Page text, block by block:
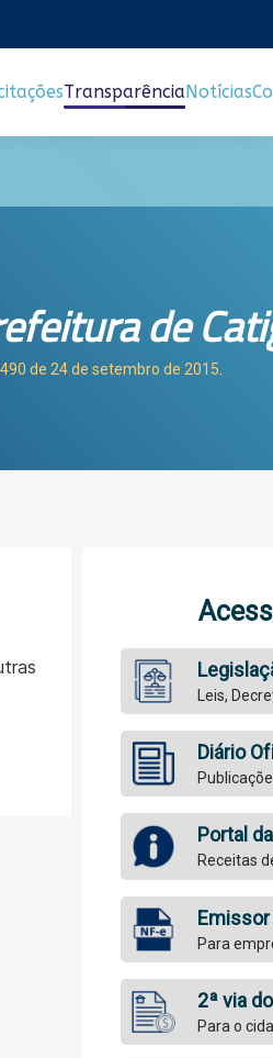
TransparênciaNotícias
de
de 24 de setembro de 2015
Leis,
Diário
Portal
Receitas
Emissor
Para
2ª via
Para o